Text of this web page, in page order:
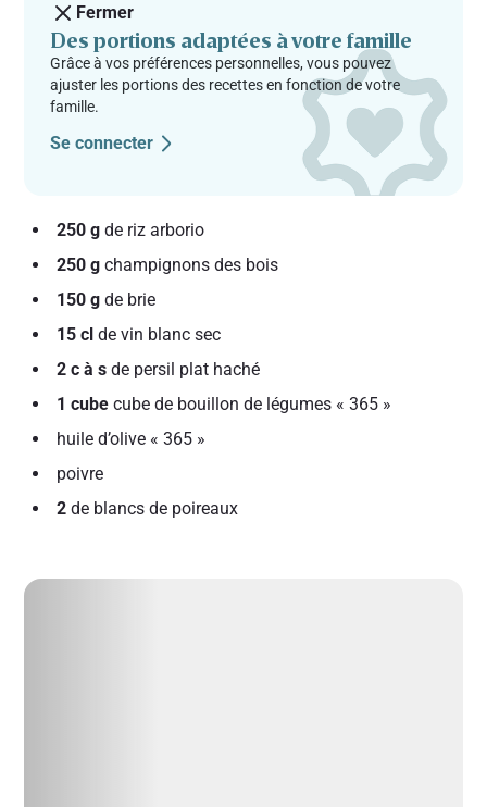
Fermer
Des portions adaptées à votre famille
Grâce à vos préférences personnelles, vous pouvez
ajuster les portions des recettes en fonction de votre
famille.
Se connecter
250 g de riz arborio
250 g champignons des bois
150 g de brie
15 cl de vin blanc sec
2 c à s de persil plat haché
1 cube cube de bouillon de légumes « 365 »
huile d’olive « 365 »
poivre
2de blancs de poireaux